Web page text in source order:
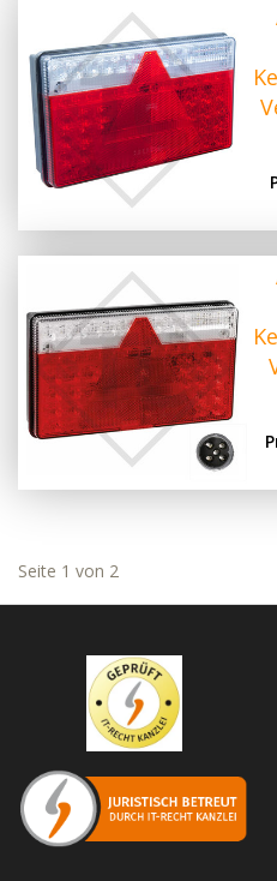
Seite 1 von 2